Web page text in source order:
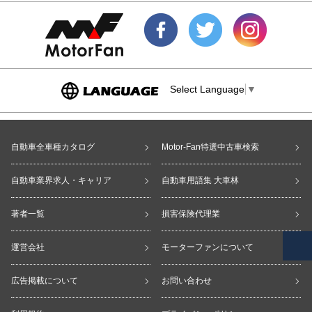
Select Language ▼
自動車全車種カタログ Motor-Fan特選中古車検索
自動車業界求人・キャリア 自動車用語集 大車林
著者一覧 損害保険代理業
運営会社 モーターファンについて
広告掲載について お問い合わせ